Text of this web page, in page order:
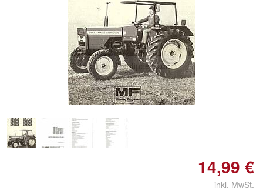
Doppelt antippen zum
vergrößern
14,99 €
inkl. MwSt.